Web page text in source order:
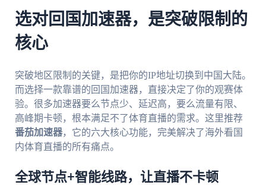
选对回国加速器，是突破限制的
核心
突破地区限制的关键，是把你的IP地址切换到中国大陆。
而选择一款靠谱的回国加速器，直接决定了你的观赛体
验。很多加速器要么节点少、延迟高，要么流量有限、
高峰期卡顿，根本满足不了体育直播的需求。这里推荐
番茄加速器，它的六大核心功能，完美解决了海外看国
内体育直播的所有痛点。
全球节点+智能线路，让直播不卡顿